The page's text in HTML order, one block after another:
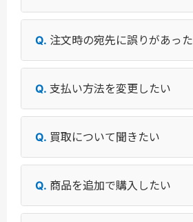
注文時の宛先に誤りがあった
支払い方法を変更したい
買取について聞きたい
商品を追加で購入したい